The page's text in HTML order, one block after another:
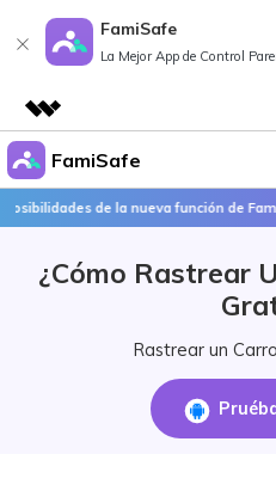
FamiSafe
La Mejor App de Control
Productos destacados
Creatividad digital con AIGC
Resumen
Quiénes somos
Sala de prensa
FamiSafe
Por Qué FamiSafe
FamiSafe - Tu Aliado en
Productos
FamiSafe Edu
de la nueva función de FamiSafe
¿Cómo Rastrear
Rastrear un